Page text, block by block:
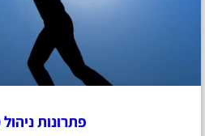
פתרונות ניהול